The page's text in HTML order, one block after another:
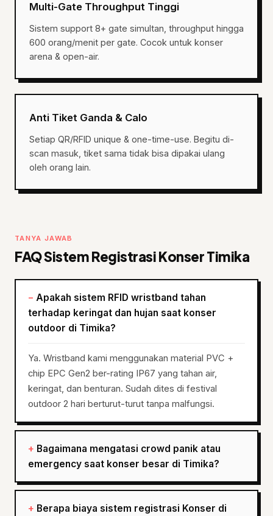
Multi-Gate Throughput Tinggi
Sistem support 8+ gate simultan, throughput hingga
600 orang/menit per gate. Cocok untuk konser
arena & open-air.
Anti Tiket Ganda & Calo
Setiap QR/RFID unique & one-time-use. Begitu di-
scan masuk, tiket sama tidak bisa dipakai ulang
oleh orang lain.
TANYA JAWAB
FAQ Sistem Registrasi Konser Timika
Apakah sistem RFID wristband tahan
terhadap keringat dan hujan saat konser
outdoor di Timika?
Ya. Wristband kami menggunakan material PVC +
chip EPC Gen2 ber-rating IP67 yang tahan air,
keringat, dan benturan. Sudah dites di festival
outdoor 2 hari berturut-turut tanpa malfungsi.
Bagaimana mengatasi crowd panik atau
emergency saat konser besar di Timika?
Berapa biaya sistem registrasi Konser di